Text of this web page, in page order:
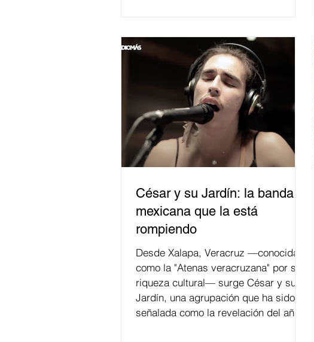
César y su Jardín: la banda
mexicana que la está
rompiendo
Desde Xalapa, Veracruz —conocida
como la "Atenas veracruzana" por su
riqueza cultural— surge César y su
Jardín, una agrupación que ha sido
señalada como la revelación del año